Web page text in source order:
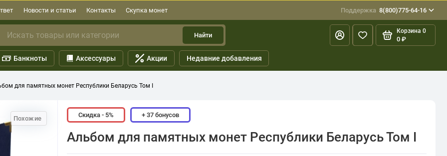
Новости и статьи Контакты Скупка монет Поддержка 8(800)775-64-16
Найти
Корзина 0
0 ₽
Банкноты Аксессуары Акции Недавние добавления
для памятных монет Республики Беларусь Том I
Похожие Скидка - 5% + 37 бонусов
Альбом для памятных монет Республики Беларусь Том I